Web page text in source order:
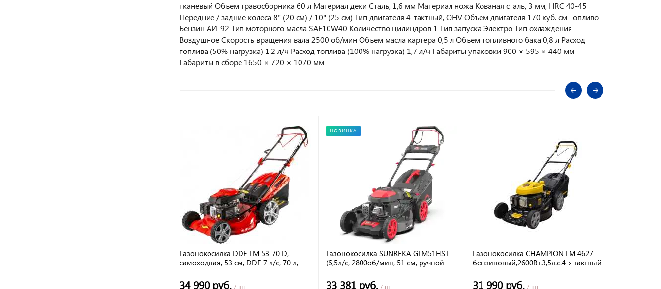
тканевый Объем травосборника 60 л Материал деки Сталь, 1,6 мм Материал ножа Кованая сталь, 3 мм, HRC 40-45
Передние / задние колеса 8" (20 см) / 10" (25 см) Тип двигателя 4-тактный, OHV Объем двигателя 170 куб. см Топливо
Бензин АИ-92 Тип моторного масла SAE10W40 Количество цилиндров 1 Тип запуска Электро Тип охлаждения
Воздушное Скорость вращения вала 2500 об/мин Объем масла картера 0,5 л Объем топливного бака 0,8 л Расход
топлива (50% нагрузка) 1,2 л/ч Расход топлива (100% нагрузка) 1,7 л/ч Габариты упаковки 900 × 595 × 440 мм
Габариты в сборе 1650 × 720 × 1070 мм
Газонокосилка DDE LM 53-70 D,
самоходная, 53 см, DDE 7 л/с, 70 л,
34 990 руб. / шт
НОВИНКА
Газонокосилка SUNREKA GLM51HST
(5,5л/с, 2800об/мин, 51 см, ручной
33 381 руб. / шт
Газонокосилка CHAMPION LM 4627
бензиновый,2600Вт,3,5л.с.4-х тактный
31 990 руб. / шт